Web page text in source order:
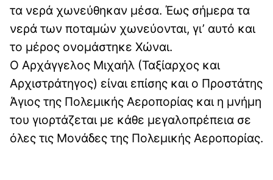
τα νερά χωνεύθηκαν μέσα. Έως σήμερα τα
νερά των ποταμών χωνεύονται, γι’ αυτό και
το μέρος ονομάστηκε Χώναι.
Ο Αρχάγγελος Μιχαήλ (Ταξίαρχος και
Αρχιστράτηγος) είναι επίσης και ο Προστάτης
Άγιος της Πολεμικής Αεροπορίας και η μνήμη
του γιορτάζεται με κάθε μεγαλοπρέπεια σε
όλες τις Μονάδες της Πολεμικής Αεροπορίας.